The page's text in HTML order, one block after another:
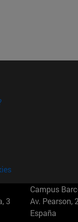
3
Campus
Av. Pearson,
España